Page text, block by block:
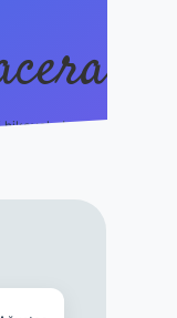
hikayeler!
güncel giriş